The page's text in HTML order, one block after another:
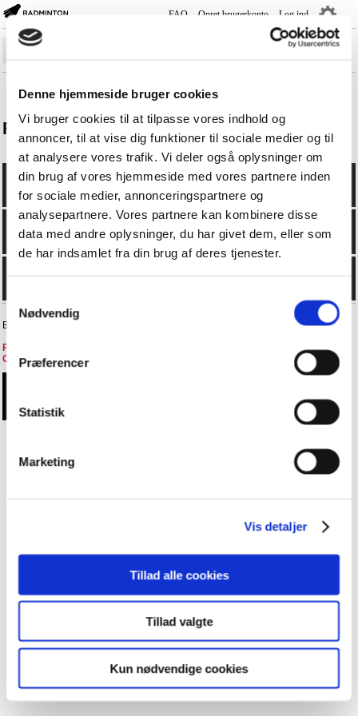
Denne hjemmeside bruger cookies
Vi bruger cookies til at tilpasse vores indhold og
annoncer, til at vise dig funktioner til sociale medier og til
at analysere vores trafik. Vi deler også oplysninger om
din brug af vores hjemmeside med vores partnere inden
for sociale medier, annonceringspartnere og
analysepartnere. Vores partnere kan kombinere disse
data med andre oplysninger, du har givet dem, eller som
de har indsamlet fra din brug af deres tjenester.
Nødvendig
Præferencer
Statistik
Marketing
Vis detaljer
Tillad alle cookies
Tillad valgte
Kun nødvendige cookies
FAQ Opret brugerkonto Log ind
―
Sæsonplan
Rank-/Rækkelister
Holdturnering
Turnering
Spillere
Klubber
Kurser
Ranglister
BadmintonPlayer.dk - +4570605076 -
Privatlivspolitik i BD
Handelsbetingelser
Cookieindstillinger